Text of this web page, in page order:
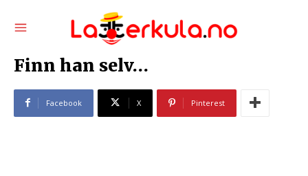
Finn han selv…
Facebook X Pinterest